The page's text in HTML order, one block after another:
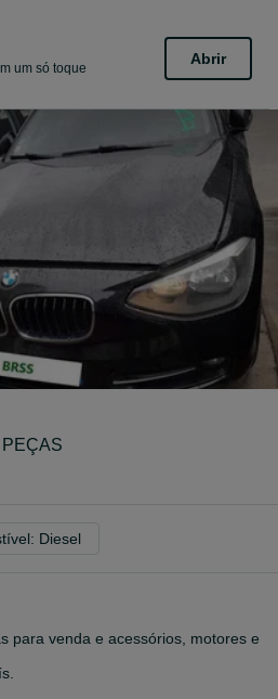
um só toque
Abrir
Diesel
para venda e acessórios, motores e